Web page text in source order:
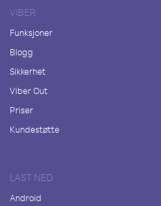
VIBER
Funksjoner
Blogg
Sikkerhet
Viber Out
Priser
Kundestøtte
LAST NED
Android